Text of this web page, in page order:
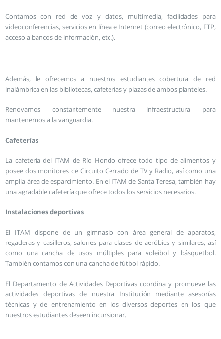
Contamos con red de voz y datos, multimedia, facilidades para
videoconferencias, servicios en línea e Internet (correo electrónico, FTP,
acceso a bancos de información, etc.).
Además, le ofrecemos a nuestros estudiantes cobertura de red
inalámbrica en las bibliotecas, cafeterías y plazas de ambos planteles.
Renovamos constantemente nuestra infraestructura para
mantenernos a la vanguardia.
Cafeterías
La cafetería del ITAM de Río Hondo ofrece todo tipo de alimentos y
posee dos monitores de Circuito Cerrado de TV y Radio, así como una
amplia área de esparcimiento. En el ITAM de Santa Teresa, también hay
una agradable cafetería que ofrece todos los servicios necesarios.
Instalaciones deportivas
El ITAM dispone de un gimnasio con área general de aparatos,
regaderas y casilleros, salones para clases de aeróbics y similares, así
como una cancha de usos múltiples para voleibol y básquetbol.
También contamos con una cancha de fútbol rápido.
El Departamento de Actividades Deportivas coordina y promueve las
actividades deportivas de nuestra Institución mediante asesorías
técnicas y de entrenamiento en los diversos deportes en los que
nuestros estudiantes deseen incursionar.